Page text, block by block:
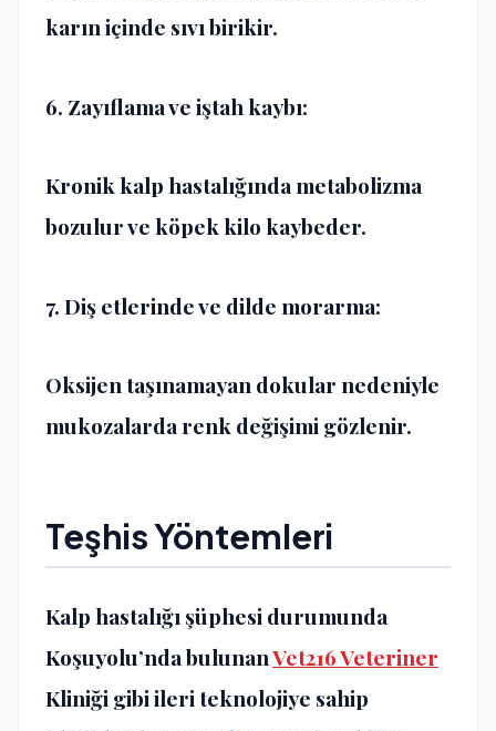
karın içinde sıvı birikir.
6. Zayıflama ve iştah kaybı:
Kronik kalp hastalığında metabolizma
bozulur ve köpek kilo kaybeder.
7. Diş etlerinde ve dilde morarma:
Oksijen taşınamayan dokular nedeniyle
mukozalarda renk değişimi gözlenir.
Teşhis Yöntemleri
Kalp hastalığı şüphesi durumunda
Koşuyolu’nda bulunanVet216 Veteriner
Kliniği gibi ileri teknolojiye sahip